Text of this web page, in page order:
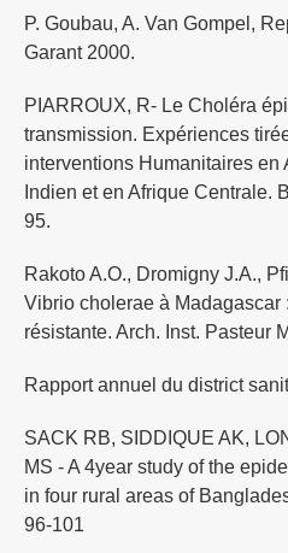
P. Goubau, A. Van Gompel,
Garant 2000.
PIARROUX, R- Le Choléra
transmission. Expériences
interventions Humanitaires en
Indien et en Afrique Centrale.
95.
Rakoto A.O., Dromigny J.A.,
Vibrio cholerae à Madagascar
résistante. Arch. Inst. Pasteur
Rapport annuel du district
SACK RB, SIDDIQUE AK,
MS - A 4year study of the
in four rural areas of
96-101